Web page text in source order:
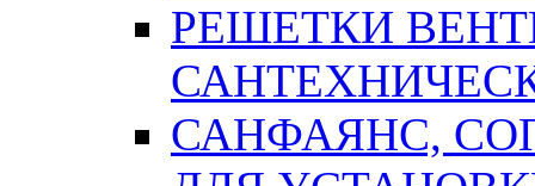
РЕШЕТКИ
САНФАЯНС,